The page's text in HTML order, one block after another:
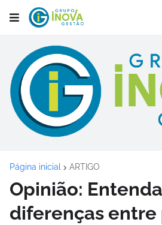
Página inicial ARTIGO
Opinião:
diferenças entre